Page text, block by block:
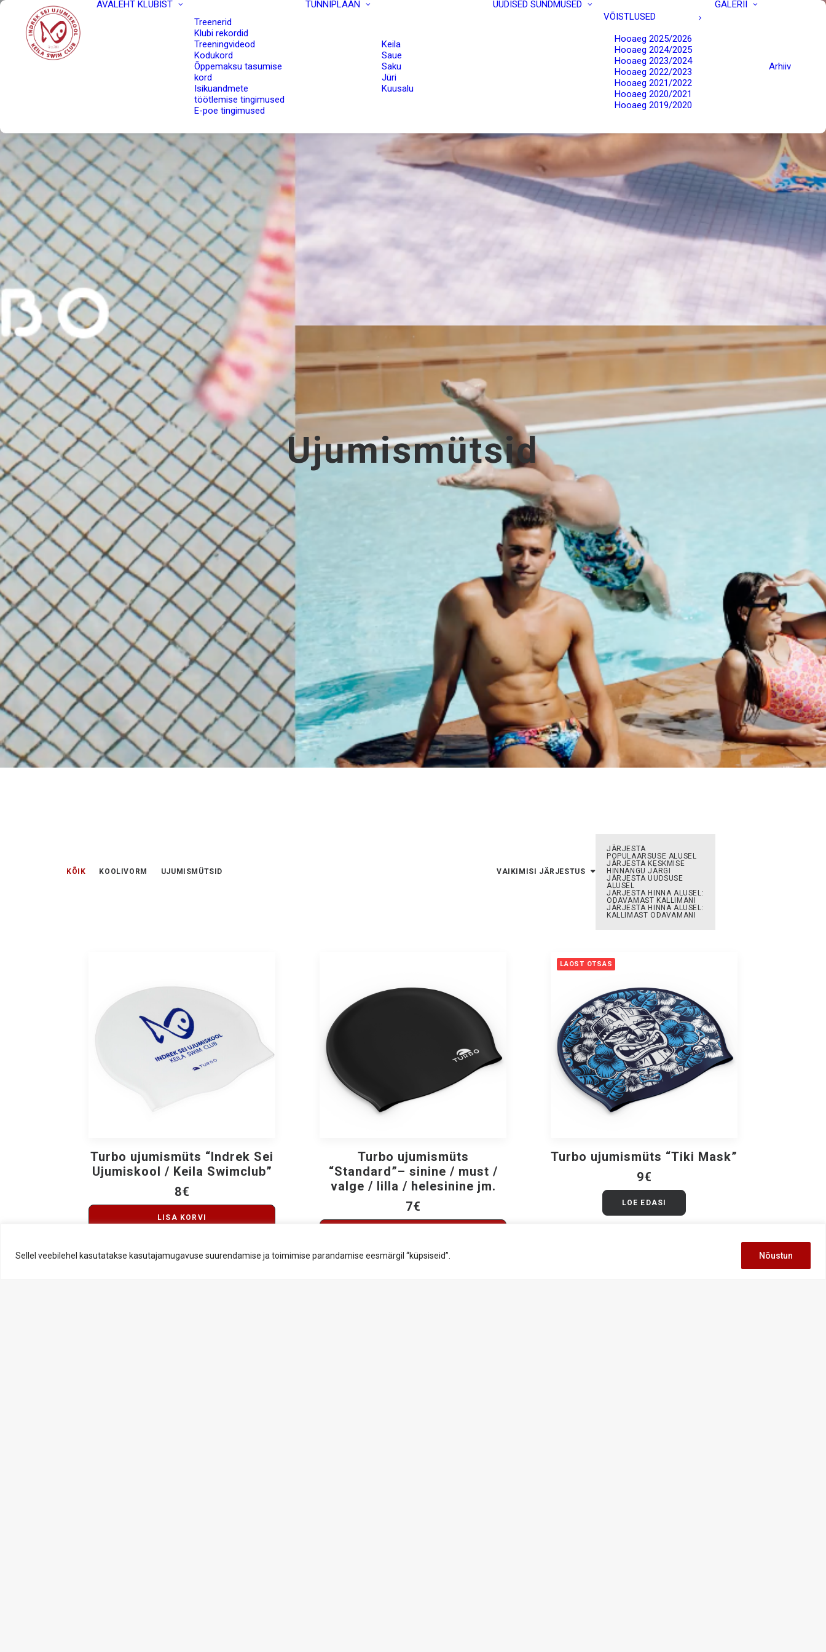
Sellel veebilehel kasutatakse kasutajamugavuse suurendamise ja toimimise parandamise eesmärgil “küpsiseid”. Nõustun
AVALEHT KLUBIST
Treenerid
Klubi rekordid
Treeningvideod
Kodukord
Õppemaksu tasumise
kord
Isikuandmete
töötlemise tingimused
E-poe tingimused
TUNNIPLAAN
Keila
Saue
Saku
Jüri
Kuusalu
UUDISED SÜNDMUSED
VÕISTLUSED
Hooaeg 2025/2026
Hooaeg 2024/2025
Hooaeg 2023/2024
Hooaeg 2022/2023
Hooaeg 2021/2022
Hooaeg 2020/2021
Hooaeg 2019/2020
GALERII
Arhiiv
Ujumismütsid
KÕIK KOOLIVORM UJUMISMÜTSID VAIKIMISI JÄRJESTUS
JÄRJESTA
POPULAARSUSE ALUSEL
JÄRJESTA KESKMISE
HINNANGU JÄRGI
JÄRJESTA UUDSUSE
ALUSEL
JÄRJESTA HINNA ALUSEL:
ODAVAMAST KALLIMANI
JÄRJESTA HINNA ALUSEL:
KALLIMAST ODAVAMANI
LISA KORVI
Turbo ujumismüts “Indrek Sei
Ujumiskool / Keila Swimclub”
8€
LISA KORVI
VALI
mitu
varianti.
teha
Turbo ujumismüts
“Standard”– sinine / must /
valge / lilla / helesinine jm.
7€
Sellel
LAOST OTSAS
LOE EDASI
Turbo ujumismüts “Tiki Mask”
9€
LOE EDASI